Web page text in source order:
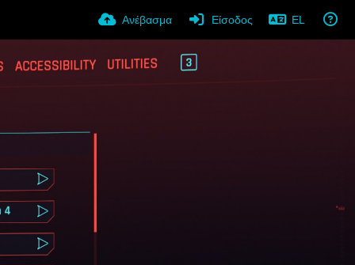
Ανέβασμα Είσοδος EL